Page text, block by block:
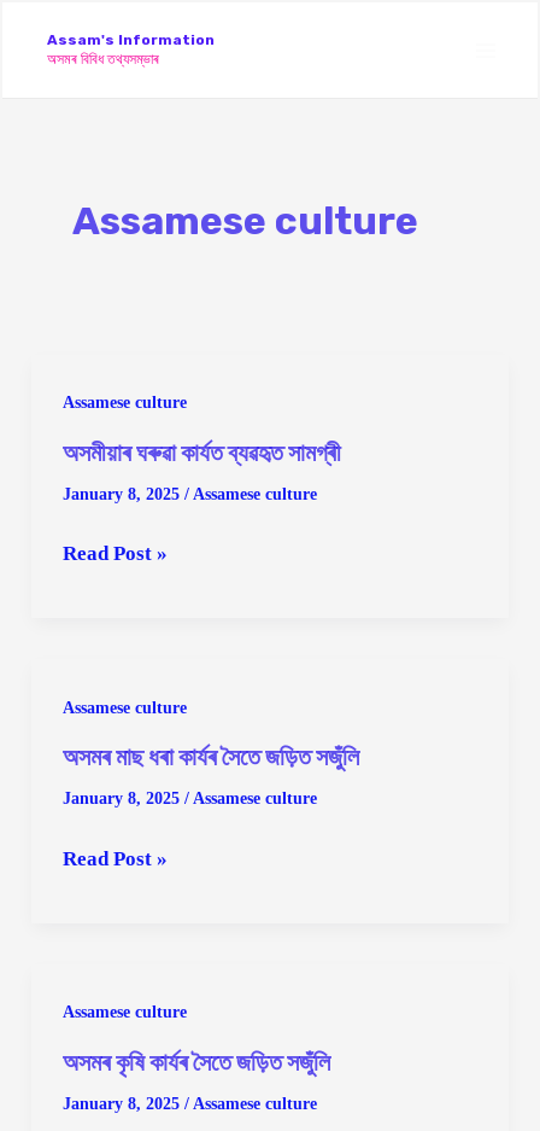
Assam's Information
অসমৰ বিবিধ তথ্যসম্ভাৰ
Assamese culture
Assamese culture
অসমীয়াৰ ঘৰুৱা কাৰ্যত ব্যৱহৃত সামগ্ৰী
January 8, 2025 / Assamese culture
অসমীয়াৰ
Read Post »
Assamese culture
অসমৰ মাছ ধৰা কাৰ্যৰ সৈতে জড়িত সজুঁলি
January 8, 2025 / Assamese culture
অসমৰ
সজুঁলি
Read Post »
Assamese culture
অসমৰ কৃষি কাৰ্যৰ সৈতে জড়িত সজুঁলি
January 8, 2025 / Assamese culture